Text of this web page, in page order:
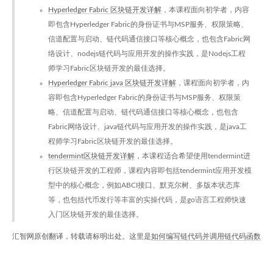
Hyperledger Fabric 区块链开发详解 ，本课程面向初学者，内容
即包含Hyperledger Fabric的身份证书与MSP服务、权限策略、
信道配置与启动、链代码通信接口等核心概念，也包含Fabric网
络设计、nodejs链代码与应用开发的操作实践，是Nodejs工程
师学习Fabric区块链开发的最佳选择。
Hyperledger Fabric java 区块链开发详解 ，课程面向初学者，内
容即包含Hyperledger Fabric的身份证书与MSP服务、权限策
略、信道配置与启动、链代码通信接口等核心概念，也包含
Fabric网络设计、java链代码与应用开发的操作实践，是java工
程师学习Fabric区块链开发的最佳选择。
tendermint区块链开发详解 ，本课程适合希望使用tendermint进
行区块链开发的工程师，课程内容即包括tendermint应用开发模
型中的核心概念，例如ABCI接口、默克尔树、多版本状态库
等，也包括代币发行等丰富的实操代码，是go语言工程师快速
入门区块链开发的最佳选择。
汇智网原创翻译，转载请标明出处。这里是如何编写链代码并调用链代码函数